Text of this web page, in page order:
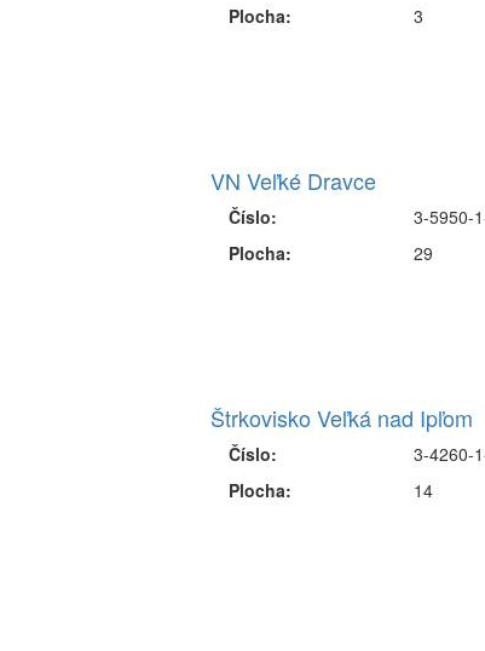
Plocha:
3
VN Veľké Dravce
Číslo:
Plocha:
3-5950-
29
Štrkovisko Veľká nad Ipľom
Číslo:
Plocha:
3-4260-
14